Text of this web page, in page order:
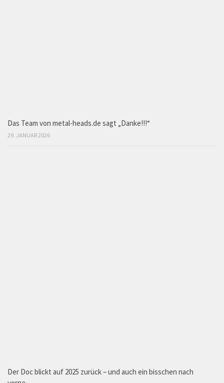
Das Team von metal-heads.de sagt „Danke!!!“
29. JANUAR 2026
Der Doc blickt auf 2025 zurück – und auch ein bisschen nach